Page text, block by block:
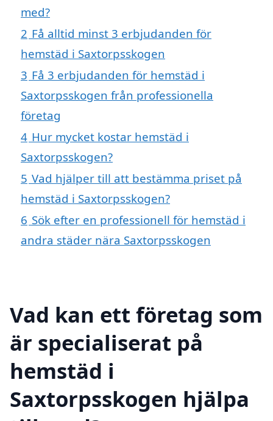
med?
2 Få alltid minst 3 erbjudanden för
hemstäd i Saxtorpsskogen
3 Få 3 erbjudanden för hemstäd i
Saxtorpsskogen från professionella
företag
4 Hur mycket kostar hemstäd i
Saxtorpsskogen?
5 Vad hjälper till att bestämma priset på
hemstäd i Saxtorpsskogen?
6 Sök efter en professionell för hemstäd i
andra städer nära Saxtorpsskogen
Vad kan ett företag som
är specialiserat på
hemstäd i
Saxtorpsskogen hjälpa